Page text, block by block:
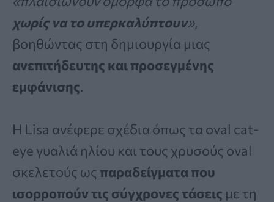
χωρίς να το υπερκαλύπτουν»,
βοηθώντας στη δημιουργία μιας
ανεπιτήδευτης και προσεγμένης
εμφάνισης.
Η Lisa ανέφερε σχέδια όπως τα oval cat-
eye γυαλιά ηλίου και τους χρυσούς oval
σκελετούς ως παραδείγματα που
ισορροπούν τις σύγχρονες τάσεις με τη